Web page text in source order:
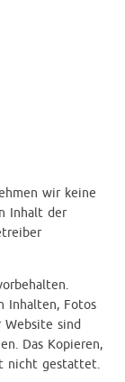
wir keine
Inhalt der
Inhalten, Fotos
sind
Das Kopieren,
nicht gestattet.